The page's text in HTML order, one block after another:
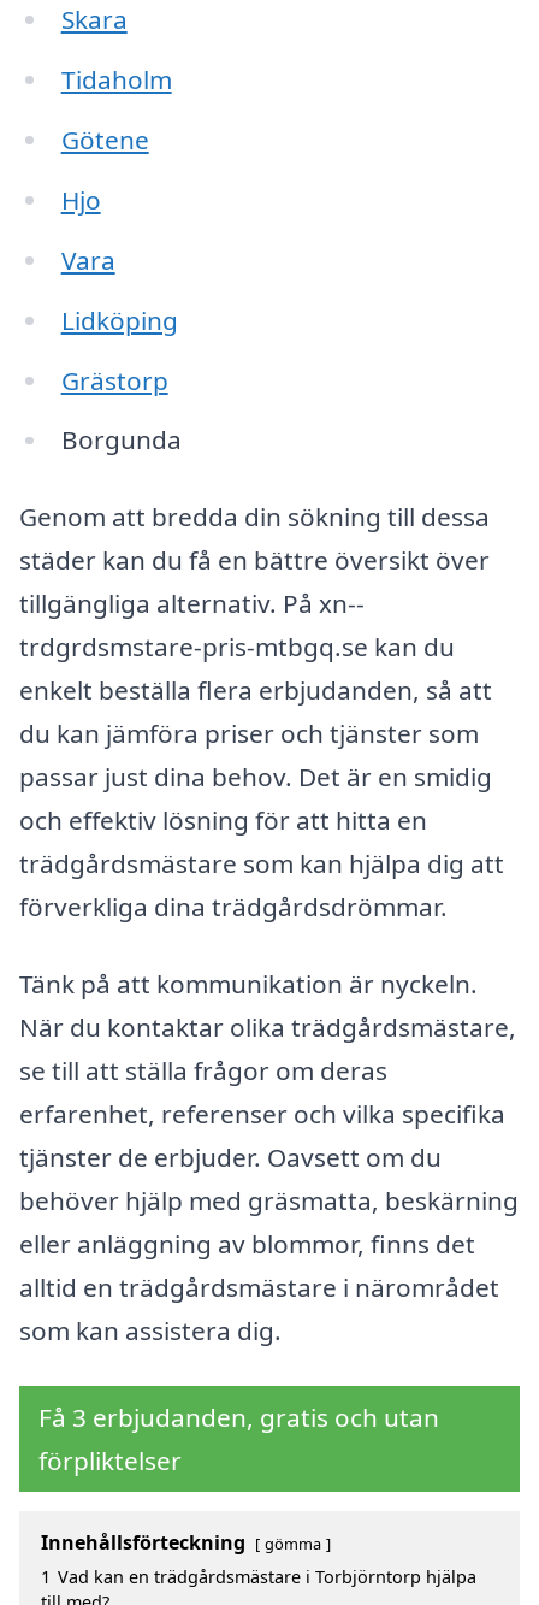
Skara
Tidaholm
Götene
Hjo
Vara
Lidköping
Grästorp
Borgunda
Genom att bredda din sökning till dessa
städer kan du få en bättre översikt över
tillgängliga alternativ. På xn--
trdgrdsmstare-pris-mtbgq.se kan du
enkelt beställa flera erbjudanden, så att
du kan jämföra priser och tjänster som
passar just dina behov. Det är en smidig
och effektiv lösning för att hitta en
trädgårdsmästare som kan hjälpa dig att
förverkliga dina trädgårdsdrömmar.
Tänk på att kommunikation är nyckeln.
När du kontaktar olika trädgårdsmästare,
se till att ställa frågor om deras
erfarenhet, referenser och vilka specifika
tjänster de erbjuder. Oavsett om du
behöver hjälp med gräsmatta, beskärning
eller anläggning av blommor, finns det
alltid en trädgårdsmästare i närområdet
som kan assistera dig.
Få 3 erbjudanden, gratis och utan
förpliktelser
Innehållsförteckning gömma
1 Vad kan en trädgårdsmästare i Torbjörntorp hjälpa